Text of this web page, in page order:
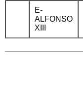
E-
ALFONSO
XIII